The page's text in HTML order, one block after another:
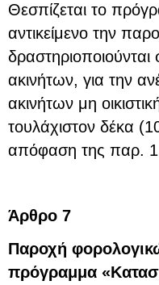
Θεσπίζεται το
αντικείμενο την
ακινήτων, για την
ακινήτων μη
τουλάχιστον δέκα
απόφαση της παρ.
Άρθρο 7
Παροχή
πρόγραμμα